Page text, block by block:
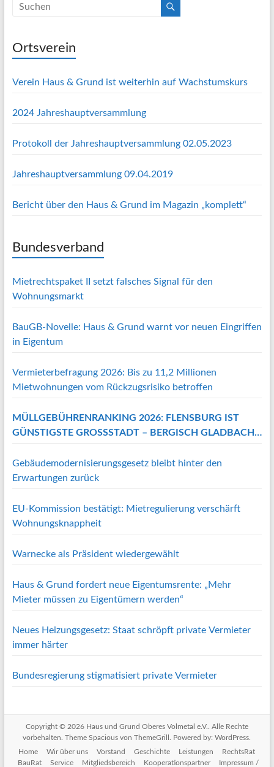
Ortsverein
Verein Haus & Grund ist weiterhin auf Wachstumskurs
2024 Jahreshauptversammlung
Protokoll der Jahreshauptversammlung 02.05.2023
Jahreshauptversammlung 09.04.2019
Bericht über den Haus & Grund im Magazin „komplett“
Bundesverband
Mietrechtspaket II setzt falsches Signal für den
Wohnungsmarkt
BauGB-Novelle: Haus & Grund warnt vor neuen Eingriffen
in Eigentum
Vermieterbefragung 2026: Bis zu 11,2 Millionen
Mietwohnungen vom Rückzugsrisiko betroffen
MÜLLGEBÜHRENRANKING 2026: FLENSBURG IST
GÜNSTIGSTE GROSSSTADT – BERGISCH GLADBACH A
Gebäudemodernisierungsgesetz bleibt hinter den
Erwartungen zurück
EU-Kommission bestätigt: Mietregulierung verschärft
Wohnungsknappheit
Warnecke als Präsident wiedergewählt
Haus & Grund fordert neue Eigentumsrente: „Mehr
Mieter müssen zu Eigentümern werden“
Neues Heizungsgesetz: Staat schröpft private Vermieter
immer härter
Bundesregierung stigmatisiert private Vermieter
Copyright © 2026 Haus und Grund Oberes Volmetal e.V.
. Alle Rechte
vorbehalten. ThemeSpacious von ThemeGrill. Powered by:WordPress
Home
Wir über uns Vorstand Geschichte Leistungen
RechtsRat
BauRat
Service Mitgliedsbereich Kooperationspartner Impressum /